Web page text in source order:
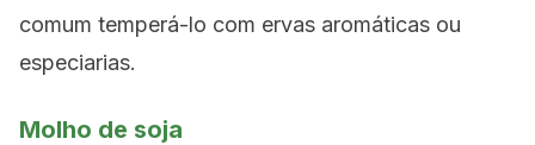
comum temperá-lo com ervas aromáticas ou
especiarias.
Molho de soja